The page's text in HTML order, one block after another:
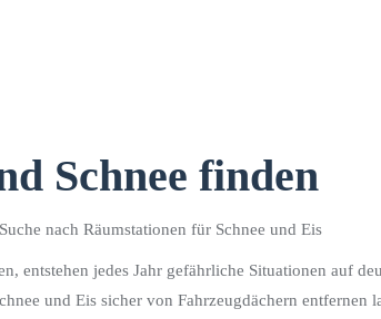
Schnee finden
nach Räumstationen für Schnee und Eis
entstehen jedes Jahr gefährliche Situationen auf
und Eis sicher von Fahrzeugdächern entfernen